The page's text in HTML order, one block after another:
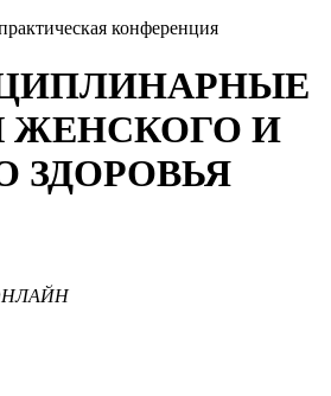
конференция
ЖЕНСКОГО И
ЗДОРОВЬЯ